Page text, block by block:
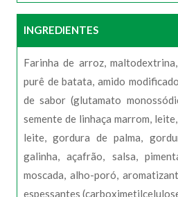
INGREDIENTES
Farinha de arroz,
purê de batata, amido
de sabor (glutamato
semente de linhaça marrom,
leite, gordura de palma,
galinha, açafrão, salsa,
moscada, alho-poró,
espessantes